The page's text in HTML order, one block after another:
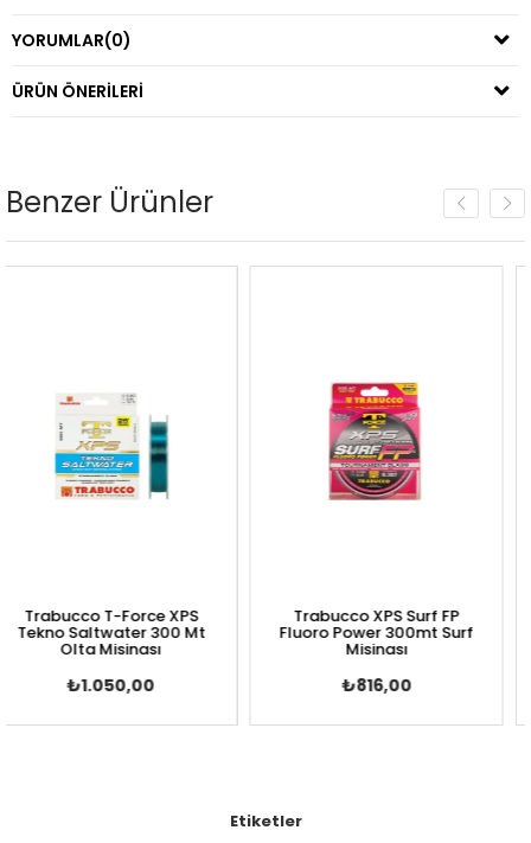
YORUMLAR(0)
ÜRÜN ÖNERILERI
Benzer Ürünler
T-Force XPS
300 Mt
Misinası
₺1.050,00
Trabucco XPS Surf FP
Fluoro Power 300mt Surf
₺816,00
Etiketler